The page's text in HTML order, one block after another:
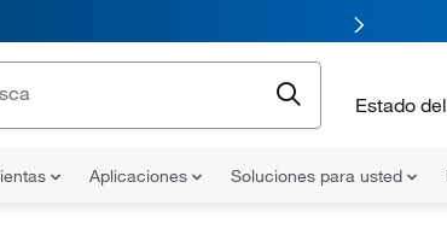
Estado
Aplicaciones Soluciones para usted